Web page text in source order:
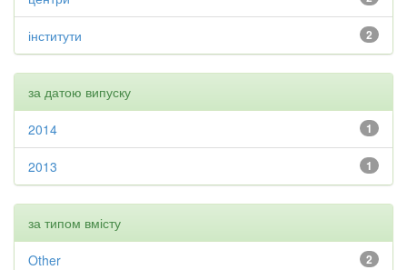
2
інститути
за датою випуску
1
2014
1
2013
за типом вмісту
2
Other